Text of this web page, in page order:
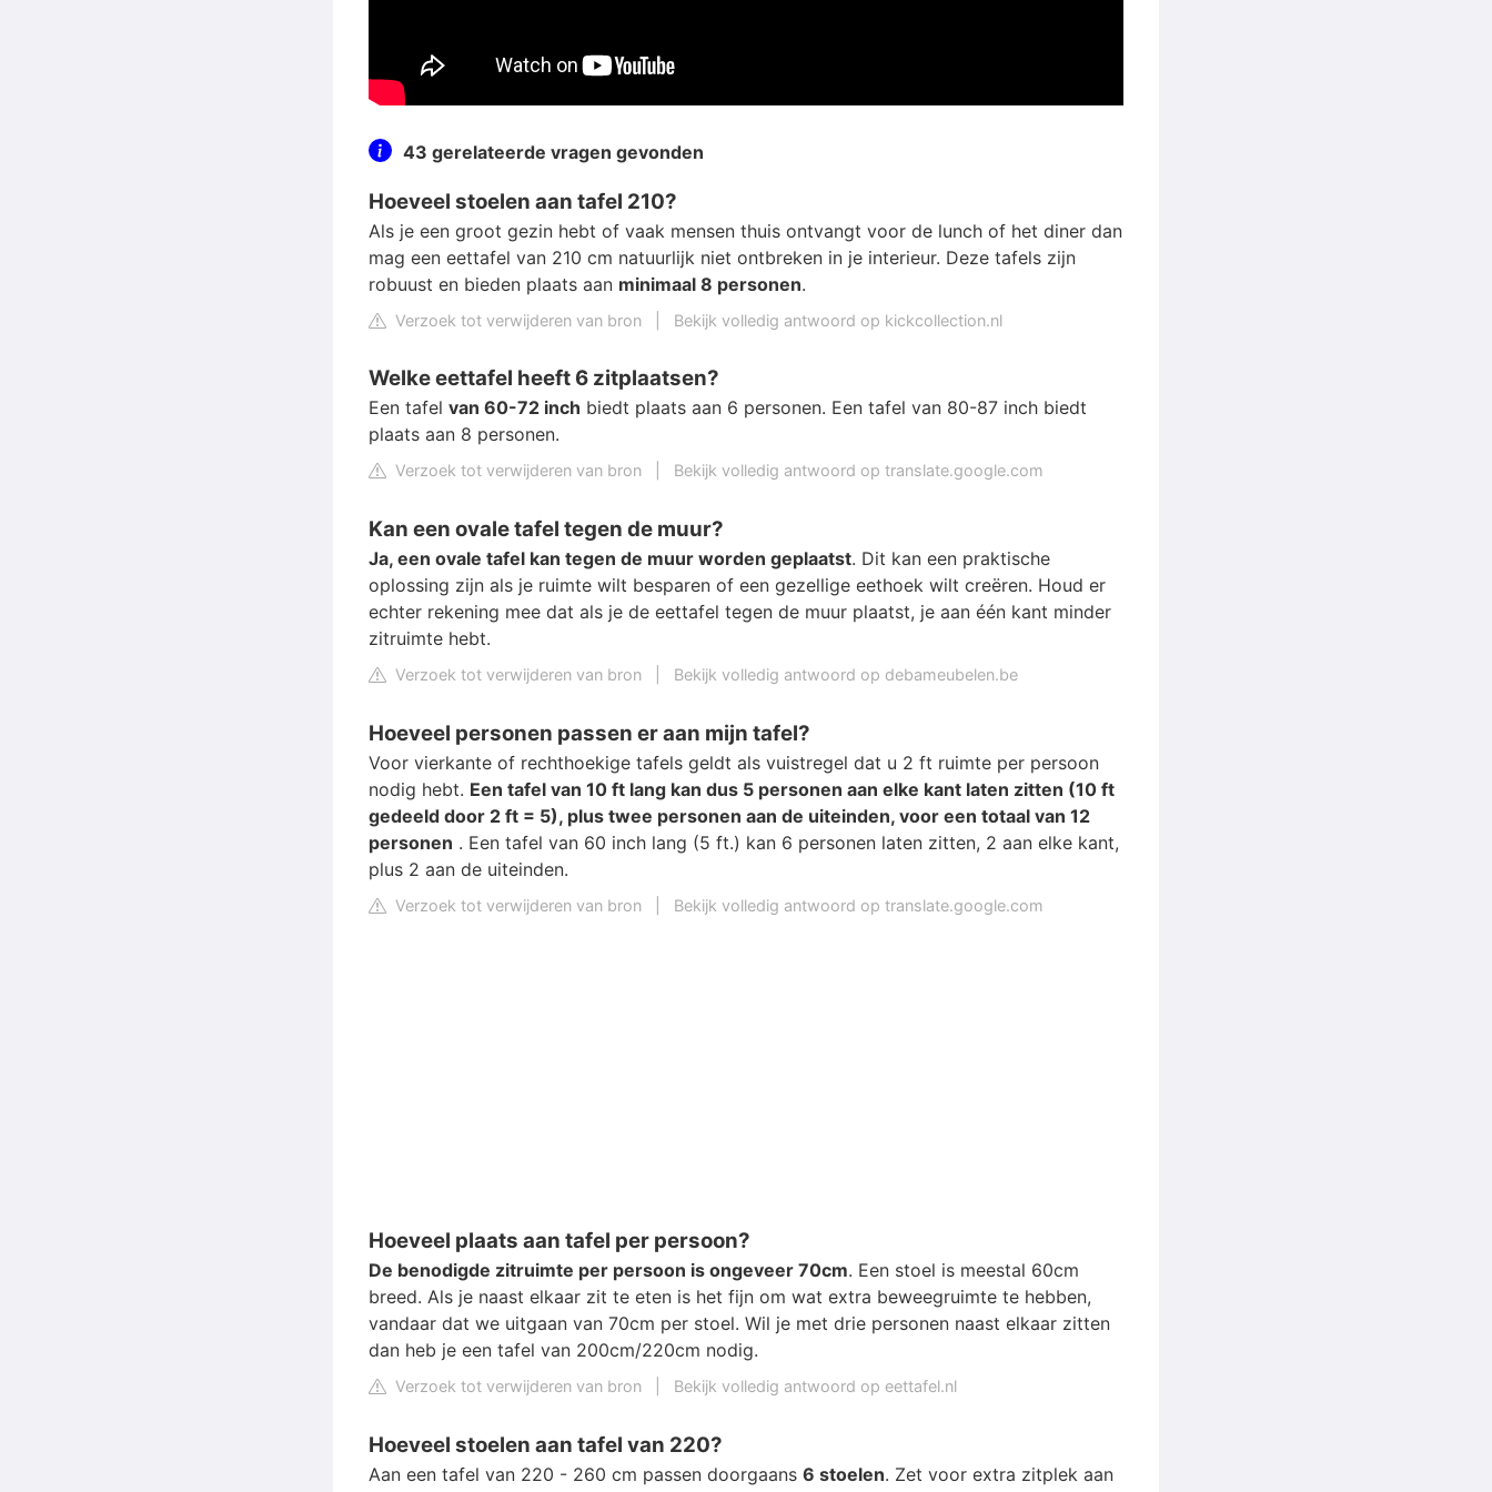
43 gerelateerde vragen gevonden
Hoeveel stoelen aan tafel 210?
Als je een groot gezin hebt of vaak mensen thuis ontvangt voor de lunch of het diner dan
mag een eettafel van 210 cm natuurlijk niet ontbreken in je interieur. Deze tafels zijn
robuust en bieden plaats aan minimaal 8 personen.
Verzoek tot verwijderen van bron Bekijk volledig antwoord op kickcollection.nl
Welke eettafel heeft 6 zitplaatsen?
Een tafel van 60-72 inch biedt plaats aan 6 personen. Een tafel van 80-87 inch biedt
plaats aan 8 personen.
Verzoek tot verwijderen van bron Bekijk volledig antwoord op translate.google.com
Kan een ovale tafel tegen de muur?
Ja, een ovale tafel kan tegen de muur worden geplaatst. Dit kan een praktische
oplossing zijn als je ruimte wilt besparen of een gezellige eethoek wilt creëren. Houd er
echter rekening mee dat als je de eettafel tegen de muur plaatst, je aan één kant minder
zitruimte hebt.
Verzoek tot verwijderen van bron Bekijk volledig antwoord op debameubelen.be
Hoeveel personen passen er aan mijn tafel?
Voor vierkante of rechthoekige tafels geldt als vuistregel dat u 2 ft ruimte per persoon
nodig hebt. Een tafel van 10 ft lang kan dus 5 personen aan elke kant laten zitten (10 ft
gedeeld door 2 ft = 5), plus twee personen aan de uiteinden, voor een totaal van 12
personen . Een tafel van 60 inch lang (5 ft.) kan 6 personen laten zitten, 2 aan elke kant,
plus 2 aan de uiteinden.
Verzoek tot verwijderen van bron Bekijk volledig antwoord op translate.google.com
Hoeveel plaats aan tafel per persoon?
De benodigde zitruimte per persoon is ongeveer 70cm. Een stoel is meestal 60cm
breed. Als je naast elkaar zit te eten is het fijn om wat extra beweegruimte te hebben,
vandaar dat we uitgaan van 70cm per stoel. Wil je met drie personen naast elkaar zitten
dan heb je een tafel van 200cm/220cm nodig.
Verzoek tot verwijderen van bron Bekijk volledig antwoord op eettafel.nl
Hoeveel stoelen aan tafel van 220?
Aan een tafel van 220 - 260 cm passen doorgaans 6 stoelen. Zet voor extra zitplek aan